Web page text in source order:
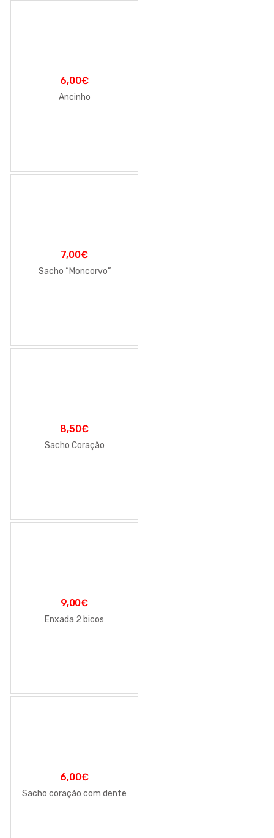
6,00€
Ancinho
7,00€
Sacho “Moncorvo”
8,50€
Sacho Coração
9,00€
Enxada 2 bicos
6,00€
Sacho coração com dente